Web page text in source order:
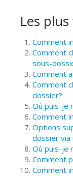
Les
Comment
Comment
sous-
Comment
Comment
dossier?
Où puis-je
Comment
Options
dossier via
Où puis-je
Comment
Comment